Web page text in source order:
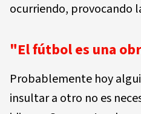
ocurriendo, provocando
"El fútbol es una
Probablemente hoy
insultar a otro no es